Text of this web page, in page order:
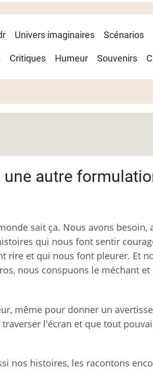
Univers imaginaires Scénarios
Critiques Humeur Souvenirs
autre
sait ça. Nous avons besoin,
qui nous font sentir
rire et qui nous font pleurer. Et
nous conspuons le méchant et
même pour donner un
l'écran et que tout
nos histoires, les racontons